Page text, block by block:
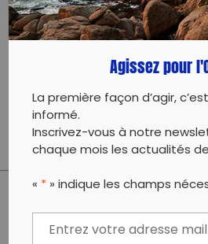
Tous ensemble pour protéger
Plus de détails sur le lieu et
rendez-vous des collectes sur la
dédiée
Les Bourdons de Moorea
PARTAGER CET ARTICLE:
Agissez pour
La première façon d’agir,
informé.
Inscrivez-vous à notre
chaque mois les actualités de
« * » indique les champs